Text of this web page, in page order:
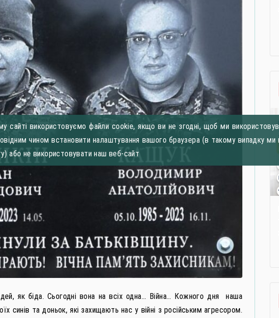
як біда. Сьогодні вона на всіх одна… Війна… Кожного дня наша
синів та доньок, які захищають нас у війні з російським агресором.
сайті використовуємо файли cookie, якщо ви не згодні, щоб ми
чином встановити налаштування вашого браузера (в такому випадку ми
або не використовувати наш веб-сайт